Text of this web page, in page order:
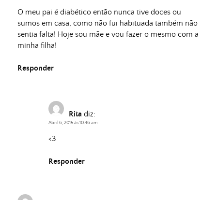
O meu pai é diabético então nunca tive doces ou
sumos em casa, como não fui habituada também não
sentia falta! Hoje sou mãe e vou fazer o mesmo com a
minha filha!
Responder
Rita diz:
Abril 6, 2015 às 10:46 am
<3
Responder